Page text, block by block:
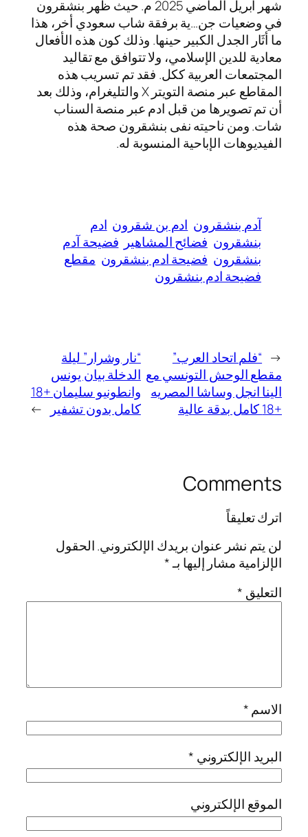
شهر أبريل الماضي 2025 م. حيث ظهر بنشقرون
في وضعيات جن…ية برفقة شاب سعودي أخر، هذا
ما أثَار الجدل الكبير حينها. وذلك كون هذه الأفعال
معادية للدين الإسلامي، ولا تتوافق مع تقاليد
المجتمعات العربية ككل. فقد تم تسريب هذه
المقاطع عبر منصة التويتر X والتليغرام، وذلك بعد
أن تم تصويرها من قبل ادم عبر منصة السناب
شات. ومن ناحيته نفى بنشقرون صحة هذه
الفيديوهات الإباحية المنسوبة له.
آدم بنشقرون ادم بن شقرون ادم
بنشقرون فضائح المشاهير فضيحة آدم
بنشقرون فضيحة ادم بنشقرون مقطع
فضيحة ادم بنشقرون
← “فلم اتحاد العرب”
مقطع الوحش التونسي مع
الينا انجل وساشا المصريه
+18 كامل بدقة عالية
“نار وشرار” ليلة
الدخلة بيان يونس
وانطونيو سليمان +18
كامل بدون تشفير
→
Comments
اترك تعليقاً
لن يتم نشر عنوان بريدك الإلكتروني.الحقول
الإلزامية مشار إليها بـ*
التعليق *
الاسم*
البريد الإلكتروني *
الموقع الإلكتروني